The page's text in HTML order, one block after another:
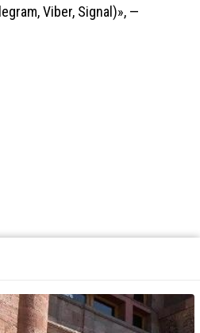
Viber, Signal)», —